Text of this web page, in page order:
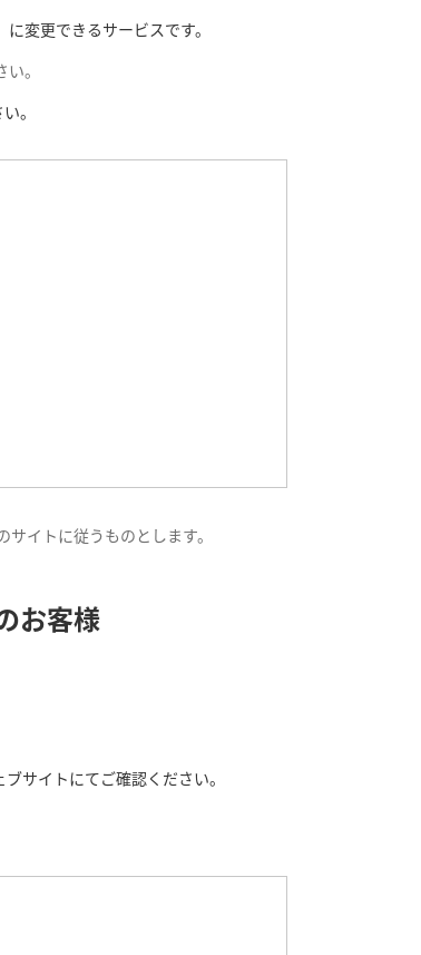
変更できるサービスです。
。
。
イトに従うものとします。
お客様
サイトにてご確認ください。